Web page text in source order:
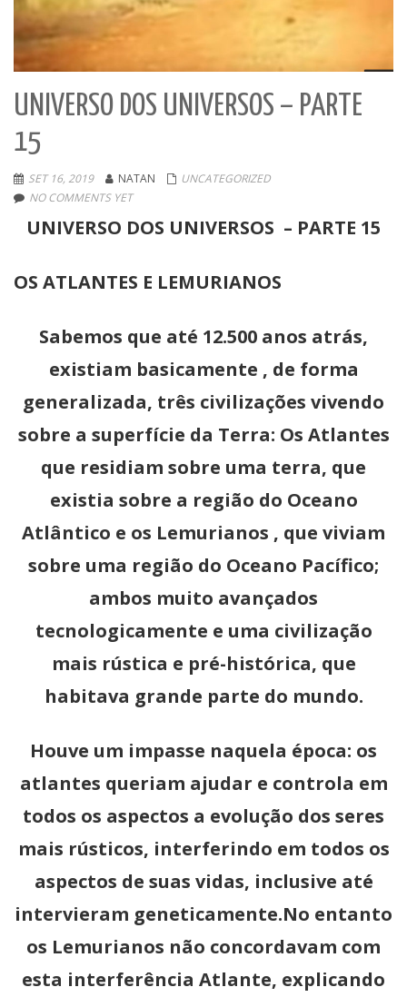
UNIVERSO DOS UNIVERSOS – PARTE
15
SET 16, 2019 NATAN
UNCATEGORIZED
NO COMMENTS YET
UNIVERSO DOS UNIVERSOS – PARTE 15
OS ATLANTES E LEMURIANOS
Sabemos que até 12.500 anos atrás,
existiam basicamente , de forma
generalizada, três civilizações vivendo
sobre a superfície da Terra: Os Atlantes
que residiam sobre uma terra, que
existia sobre a região do Oceano
Atlântico e os Lemurianos , que viviam
sobre uma região do Oceano Pacífico;
ambos muito avançados
tecnologicamente e uma civilização
mais rústica e pré-histórica, que
habitava grande parte do mundo.
Houve um impasse naquela época: os
atlantes queriam ajudar e controla em
todos os aspectos a evolução dos seres
mais rústicos, interferindo em todos os
aspectos de suas vidas, inclusive até
intervieram geneticamente.No entanto
os Lemurianos não concordavam com
esta interferência Atlante, explicando